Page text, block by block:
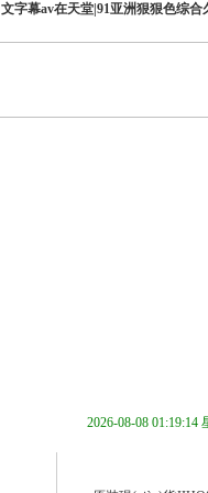
字幕av在天堂|91亚洲狠狠色综
2026-08-08 01:19:15